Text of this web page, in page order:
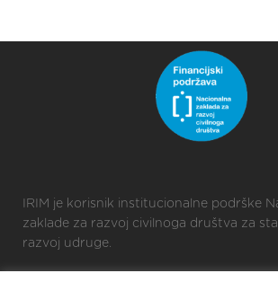
IRIM je korisnik institucionalne podrške
zaklade za razvoj civilnoga društva za
razvoj udruge.